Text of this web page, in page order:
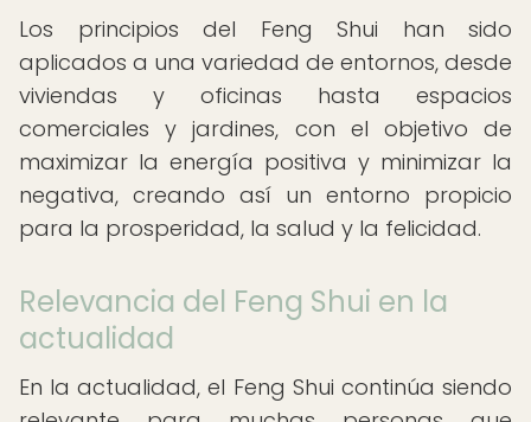
Los principios del Feng Shui han sido
aplicados a una variedad de entornos, desde
viviendas y oficinas hasta espacios
comerciales y jardines, con el objetivo de
maximizar la energía positiva y minimizar la
negativa, creando así un entorno propicio
para la prosperidad, la salud y la felicidad.
Relevancia del Feng Shui en la
actualidad
En la actualidad, el Feng Shui continúa siendo